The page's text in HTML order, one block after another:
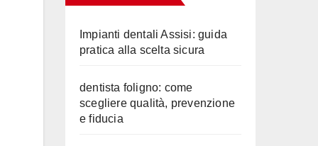
Impianti dentali Assisi: guida
pratica alla scelta sicura
dentista foligno: come
scegliere qualità, prevenzione
e fiducia